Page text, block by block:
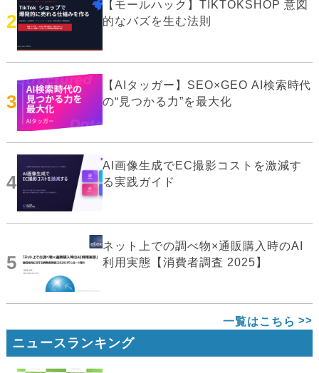
2
【モールハック】TIKTOKSHOP 意図
的なバズを生む法則
3
【AIタッガー】SEO×GEO AI検索時代
の“見つかる力”を最大化
4
AI画像生成でEC撮影コストを激減す
る実践ガイド
5
ネット上での調べ物×通販購入時のAI
利用実態【消費者調査 2025】
一覧はこちら
ニュースランキング